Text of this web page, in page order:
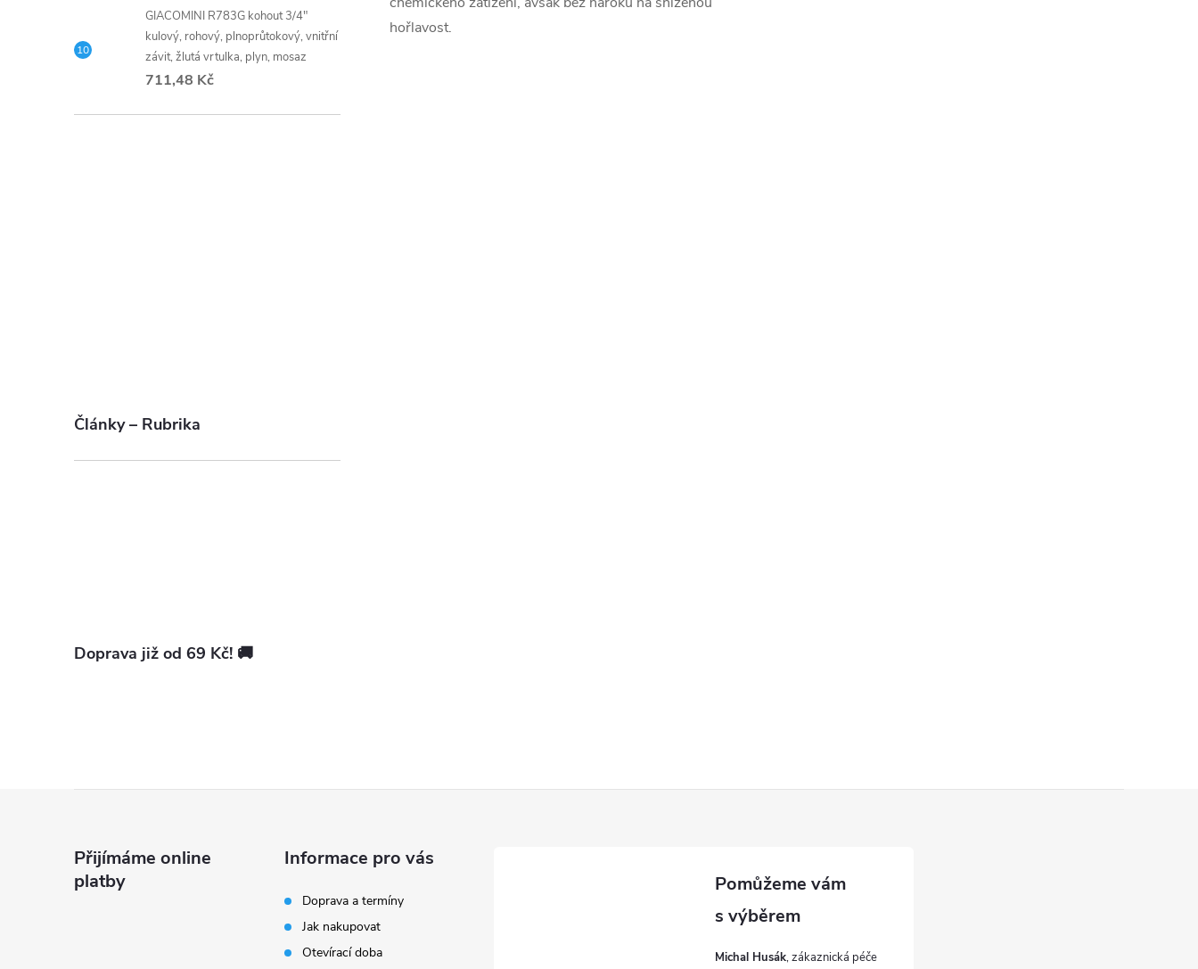
GIACOMINI R783G kohout 3/4"
kulový, rohový, plnoprůtokový, vnitřní
závit, žlutá vrtulka, plyn, mosaz
711,48 Kč
Články – Rubrika
Doprava již od 69 Kč! 🚚
hořlavost.
Přijímáme online
platby
Informace pro vás
Doprava a termíny
Jak nakupovat
Otevírací doba
Michal Husák